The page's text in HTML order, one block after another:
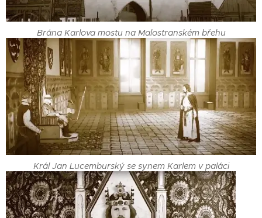
Brána Karlova mostu na Malostranském břehu
Král Jan Lucemburský se synem Karlem v paláci